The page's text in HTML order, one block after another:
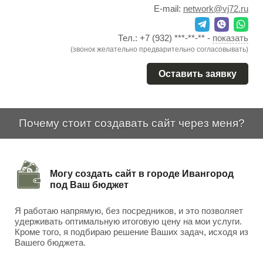
E-mail: network@vj72.ru
Тел.: +7 (932) ***-**-** - показать
(звонок желательно предварительно согласовывать)
Оставить заявку
Почему стоит создавать сайт через меня?
Могу создать сайт в городе Ивангород
под Ваш бюджет
Я работаю напрямую, без посредников, и это позволяет
удерживать оптимальную итоговую цену на мои услуги.
Кроме того, я подбираю решение Ваших задач, исходя из
Вашего бюджета.